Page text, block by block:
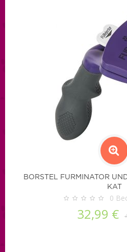
BORSTEL FURMINATOR
KAT
0
32,99 €